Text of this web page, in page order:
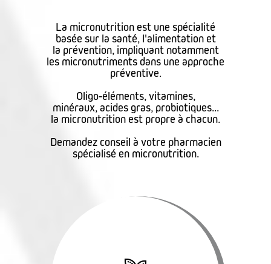
La micronutrition est une spécialité
basée sur la santé, l'alimentation et
la prévention, impliquant notamment
les micronutriments dans une approche
préventive.
Oligo-éléments, vitamines,
minéraux, acides gras, probiotiques...
la micronutrition est propre à chacun.
Demandez conseil à votre pharmacien
spécialisé en micronutrition.